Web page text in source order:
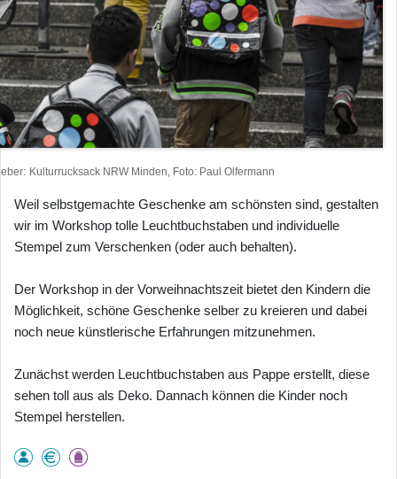
Kulturrucksack NRW Minden, Foto: Paul Olfermann
Weil selbstgemachte Geschenke am schönsten sind, gestalten
wir im Workshop tolle Leuchtbuchstaben und individuelle
Stempel zum Verschenken (oder auch behalten).
Der Workshop in der Vorweihnachtszeit bietet den Kindern die
Möglichkeit, schöne Geschenke selber zu kreieren und dabei
noch neue künstlerische Erfahrungen mitzunehmen.
Zunächst werden Leuchtbuchstaben aus Pappe erstellt, diese
sehen toll aus als Deko. Dannach können die Kinder noch
Stempel herstellen.